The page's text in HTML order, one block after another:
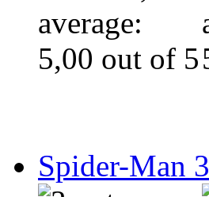
Spider-Man 3